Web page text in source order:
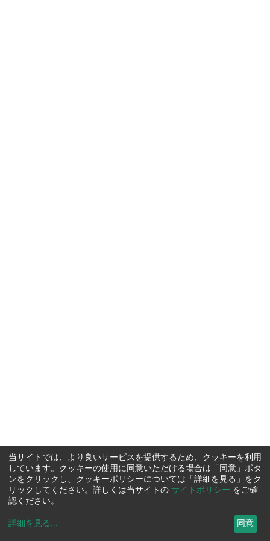
当サイトでは、より良いサービスを提供するため、クッキーを利用
しています。クッキーの使用に同意いただける場合は「同意」ボタ
ンをクリックし、クッキーポリシーについては「詳細を見る」をク
リックしてください。詳しくは当サイトの サイトポリシー をご確
認ください。
詳細を見る ... 同意